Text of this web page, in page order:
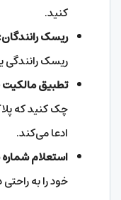
کنید.
ریسک رانندگان:
ریسک
تطبیق مالکیت
چک کنید که
ادعا می‌کند.
استعلام
خود را به